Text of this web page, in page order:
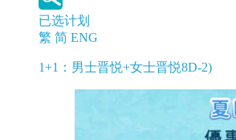
已选计划
繁 简 ENG
1+1：男士晋悦+女士晋悦8D-2)